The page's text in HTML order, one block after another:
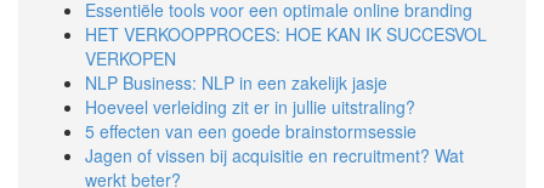
Essentiële tools voor een optimale online branding
HET VERKOOPPROCES: HOE KAN IK SUCCESVOL
VERKOPEN
NLP Business: NLP in een zakelijk jasje
Hoeveel verleiding zit er in jullie uitstraling?
5 effecten van een goede brainstormsessie
Jagen of vissen bij acquisitie en recruitment? Wat
werkt beter?